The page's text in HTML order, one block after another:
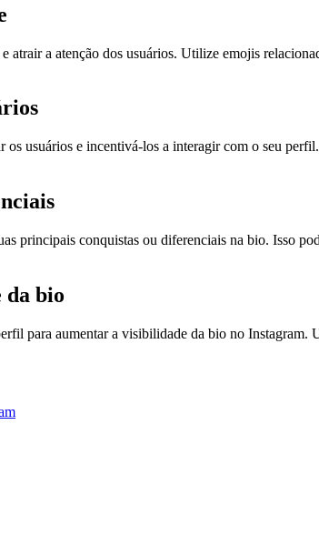
atrair a atenção dos usuários. Utilize emojis
usuários e incentivá-los a interagir com o seu
principais conquistas ou diferenciais na bio. Isso
da bio
para aumentar a visibilidade da bio no